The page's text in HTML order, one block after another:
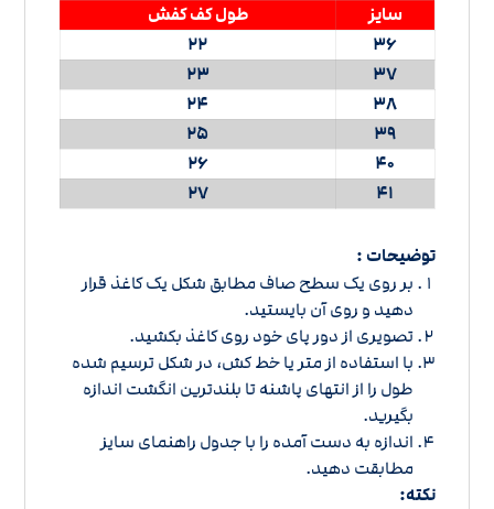
سایز
طول کف کفش
36
22
37
23
38
24
39
25
40
26
41
27
توضیحات :
بر روی یک سطح صاف مطابق شکل یک کاغذ قرار
دهید و روی آن بایستید.
تصویری از دور پای خود روی کاغذ بکشید.
با استفاده از متر یا خط کش، در شکل ترسیم شده
طول را از انتهای پاشنه تا بلندترین انگشت اندازه
بگیرید.
اندازه به دست آمده را باجدول راهنمای سایز
مطابقت دهید.
نکته: